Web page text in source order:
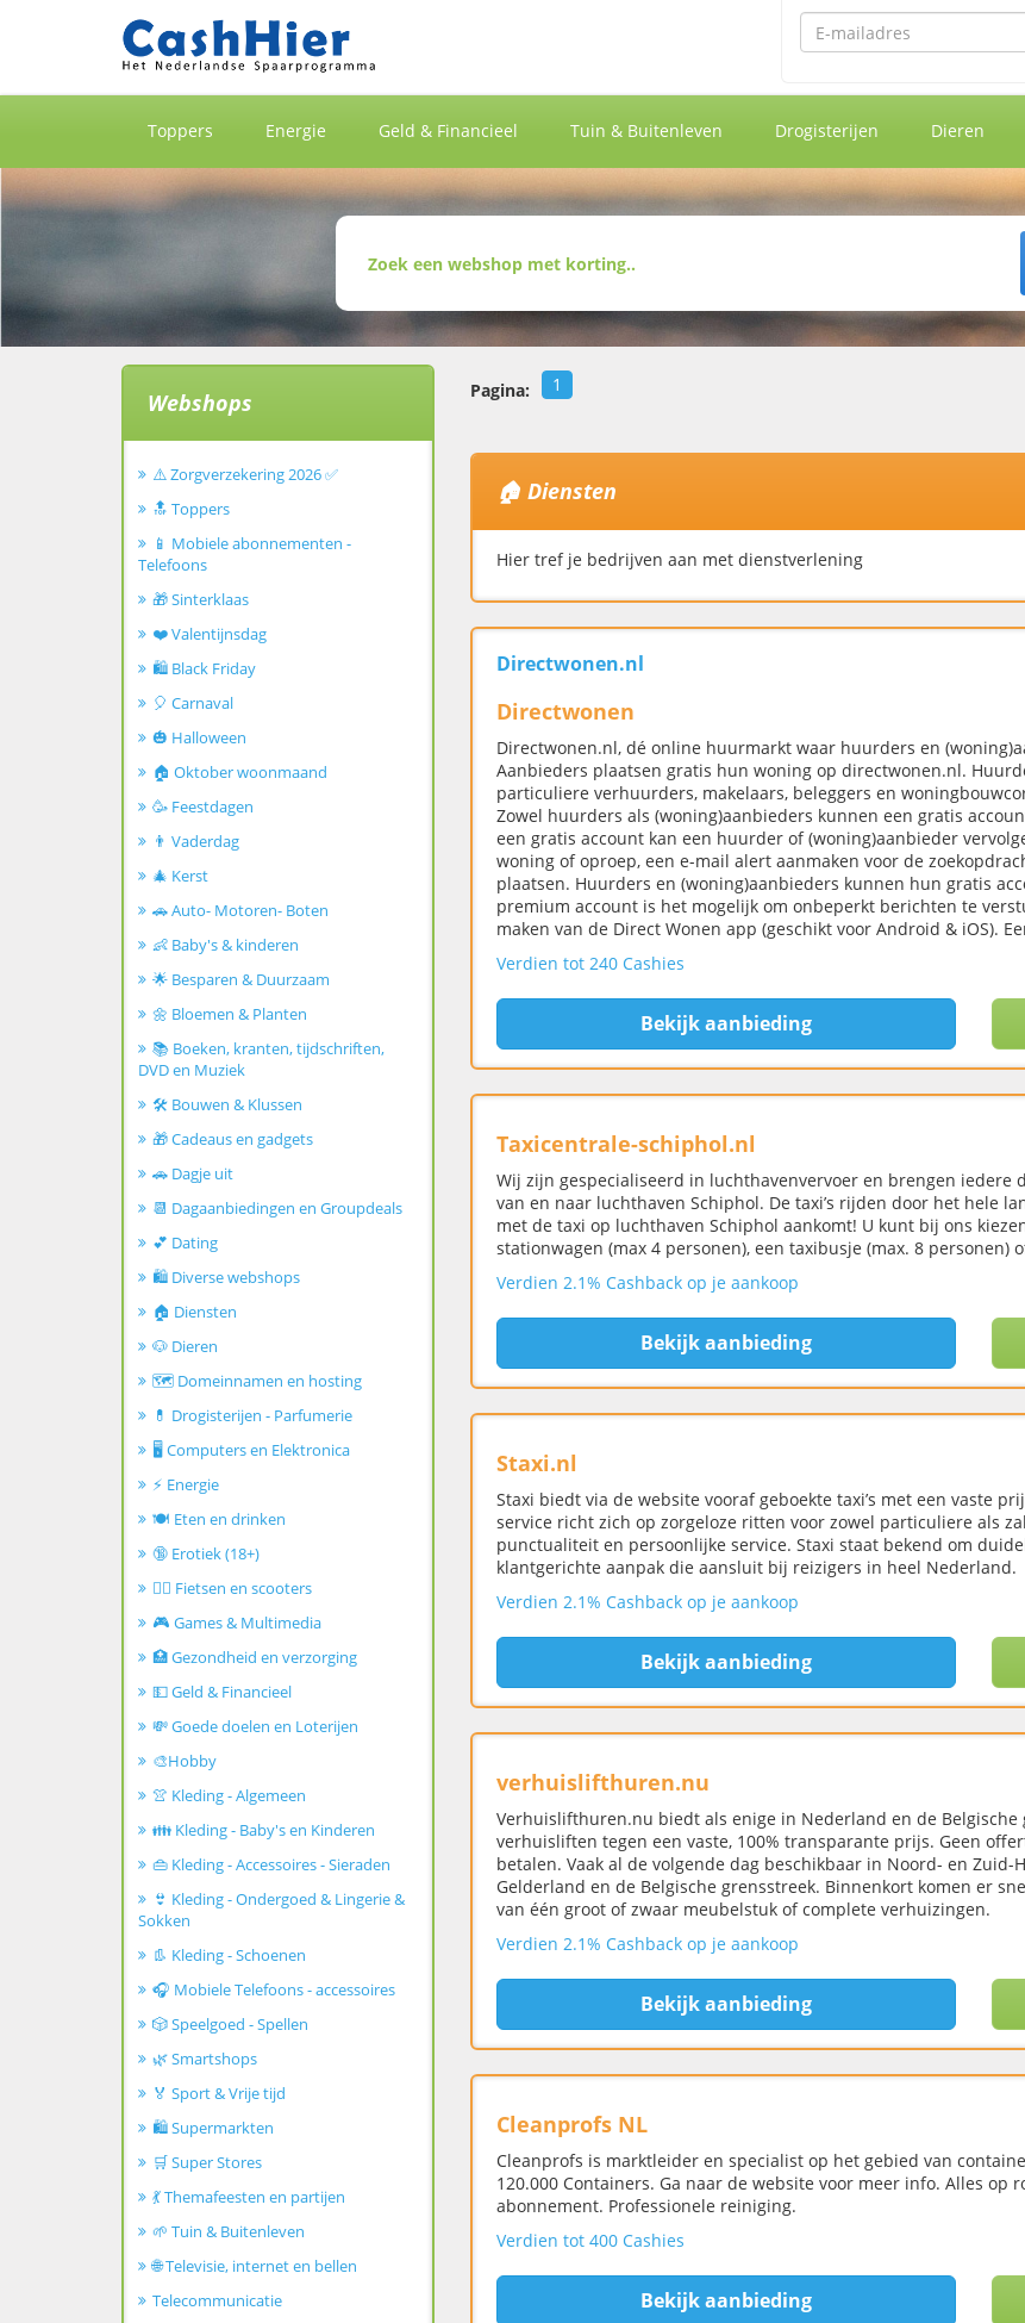
Emailadres
Toppers Energie Geld & Financieel Tuin & Buitenleven Drogisterijen Dieren
Pagina: 1
🏠 Diensten
Hier tref je bedrijven aan met dienstverlening
Directwonen.nl
Directwonen
Directwonen.nl, dé online huurmarkt waar huurders en
Aanbieders plaatsen gratis hun woning op directwonen.nl.
particuliere verhuurders, makelaars, beleggers en
Zowel huurders als (woning)aanbieders kunnen een gratis
een gratis account kan een huurder of (woning)aanbieder
woning of oproep, een e-mail alert aanmaken voor de
plaatsen. Huurders en (woning)aanbieders kunnen hun gratis
premium account is het mogelijk om onbeperkt berichten te
maken van de Direct Wonen app (geschikt voor Android & iOS).
Verdien tot 240 Cashies
Bekijk aanbieding
Taxicentrale-schiphol.nl
Wij zijn gespecialiseerd in luchthavenvervoer en brengen iedere
van en naar luchthaven Schiphol. De taxi’s rijden door het hele
met de taxi op luchthaven Schiphol aankomt! U kunt bij ons
stationwagen (max 4 personen), een taxibusje (max. 8 personen)
Verdien 2.1% Cashback op je aankoop
Bekijk aanbieding
Staxi.nl
Staxi biedt via de website vooraf geboekte taxi’s met een vaste
service richt zich op zorgeloze ritten voor zowel particuliere als
punctualiteit en persoonlijke service. Staxi staat bekend om
klantgerichte aanpak die aansluit bij reizigers in heel Nederland.
Verdien 2.1% Cashback op je aankoop
Bekijk aanbieding
verhuislifthuren.nu
Verhuislifthuren.nu biedt als enige in Nederland en de
verhuisliften tegen een vaste, 100% transparante prijs. Geen
betalen. Vaak al de volgende dag beschikbaar in Noord- en
Gelderland en de Belgische grensstreek. Binnenkort komen er
van één groot of zwaar meubelstuk of complete verhuizingen.
Verdien 2.1% Cashback op je aankoop
Bekijk aanbieding
Cleanprofs NL
Cleanprofs is marktleider en specialist op het gebied van
120.000 Containers. Ga naar de website voor meer info. Alles op
abonnement. Professionele reiniging.
Verdien tot 400 Cashies
Bekijk aanbieding
Webshops
⚠️ Zorgverzekering 2026 ✅
🔝 Toppers
📱 Mobiele abonnementen -
Telefoons
🎁 Sinterklaas
❤️ Valentijnsdag
🛍️ Black Friday
🎈 Carnaval
🎃 Halloween
🏠 Oktober woonmaand
🥳 Feestdagen
👨 Vaderdag
🎄 Kerst
🚗 Auto- Motoren- Boten
👶 Baby's & kinderen
🌟 Besparen & Duurzaam
🌼 Bloemen & Planten
📚 Boeken, kranten, tijdschriften,
DVD en Muziek
🛠️ Bouwen & Klussen
🎁 Cadeaus en gadgets
🚗 Dagje uit
📆 Dagaanbiedingen en Groupdeals
💕 Dating
🛍️ Diverse webshops
🏠 Diensten
🐶 Dieren
🗺️ Domeinnamen en hosting
💊 Drogisterijen - Parfumerie
🖥️ Computers en Elektronica
⚡ Energie
🍽️ Eten en drinken
🔞 Erotiek (18+)
🚴‍♂️ Fietsen en scooters
🎮 Games & Multimedia
🏥 Gezondheid en verzorging
💵 Geld & Financieel
💸 Goede doelen en Loterijen
🎨Hobby
👚 Kleding - Algemeen
👪 Kleding - Baby's en Kinderen
👜 Kleding - Accessoires - Sieraden
👙 Kleding - Ondergoed & Lingerie &
Sokken
👢 Kleding - Schoenen
🎧 Mobiele Telefoons - accessoires
🎲 Speelgoed - Spellen
🌿 Smartshops
🏅 Sport & Vrije tijd
🛍️ Supermarkten
🛒 Super Stores
💃 Themafeesten en partijen
🌱 Tuin & Buitenleven
🌐 Televisie, internet en bellen
Telecommunicatie